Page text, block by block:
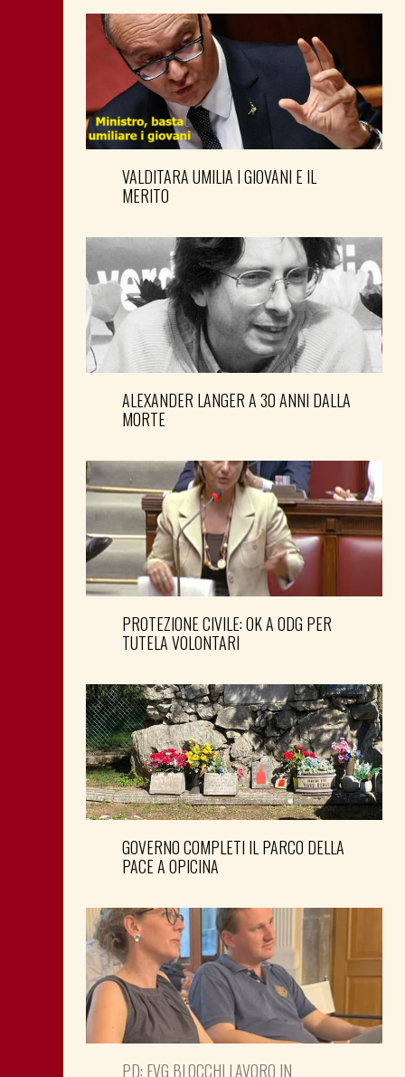
VALDITARA UMILIA I GIOVANI E IL
MERITO
ALEXANDER LANGER A 30 ANNI DALLA
MORTE
PROTEZIONE CIVILE: OK A ODG PER
TUTELA VOLONTARI
GOVERNO COMPLETI IL PARCO DELLA
PACE A OPICINA
PD: FVG BLOCCHI LAVORO IN